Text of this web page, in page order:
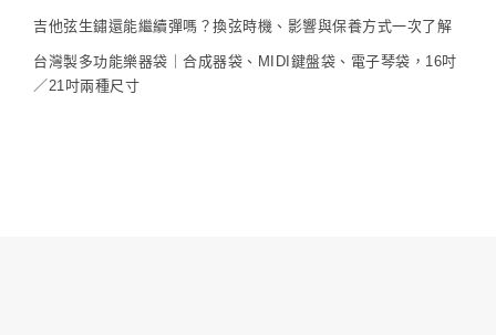
吉他弦生鏽還能繼續彈嗎？換弦時機、影響與保養方式一次了解
台灣製多功能樂器袋｜合成器袋、MIDI鍵盤袋、電子琴袋，16吋
／21吋兩種尺寸